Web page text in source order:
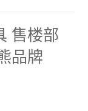
售楼部
品牌